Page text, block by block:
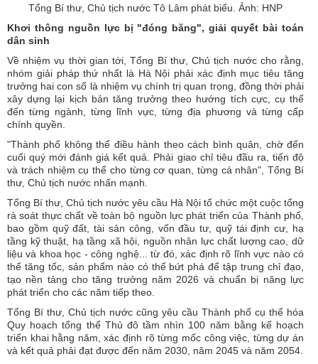
Tổng Bí thư, Chủ tịch nước Tô Lâm phát biểu. Ảnh: HNP
Khơi thông nguồn lực bị "đóng băng", giải quyết bài toán
dân sinh
Về nhiệm vụ thời gian tới, Tổng Bí thư, Chủ tịch nước cho rằng,
nhóm giải pháp thứ nhất là Hà Nội phải xác định mục tiêu tăng
trưởng hai con số là nhiệm vụ chính trị quan trọng, đồng thời phải
xây dựng lại kịch bản tăng trưởng theo hướng tích cực, cụ thể
đến từng ngành, từng lĩnh vực, từng địa phương và từng cấp
chính quyền.
"Thành phố không thể điều hành theo cách bình quân, chờ đến
cuối quý mới đánh giá kết quả. Phải giao chỉ tiêu đầu ra, tiến độ
và trách nhiệm cụ thể cho từng cơ quan, từng cá nhân", Tổng Bí
thư, Chủ tịch nước nhấn mạnh.
Tổng Bí thư, Chủ tịch nước yêu cầu Hà Nội tổ chức một cuộc tổng
rà soát thực chất về toàn bộ nguồn lực phát triển của Thành phố,
bao gồm quỹ đất, tài sản công, vốn đầu tư, quỹ tái định cư, hạ
tầng kỹ thuật, hạ tầng xã hội, nguồn nhân lực chất lượng cao, dữ
liệu và khoa học - công nghệ... từ đó, xác định rõ lĩnh vực nào có
thể tăng tốc, sản phẩm nào có thể bứt phá để tập trung chỉ đạo,
tạo nền tảng cho tăng trưởng năm 2026 và chuẩn bị năng lực
phát triển cho các năm tiếp theo.
Tổng Bí thư, Chủ tịch nước cũng yêu cầu Thành phố cụ thể hóa
Quy hoạch tổng thể Thủ đô tầm nhìn 100 năm bằng kế hoạch
triển khai hằng năm, xác định rõ từng mốc công việc, từng dự án
và kết quả phải đạt được đến năm 2030, năm 2045 và năm 2054.